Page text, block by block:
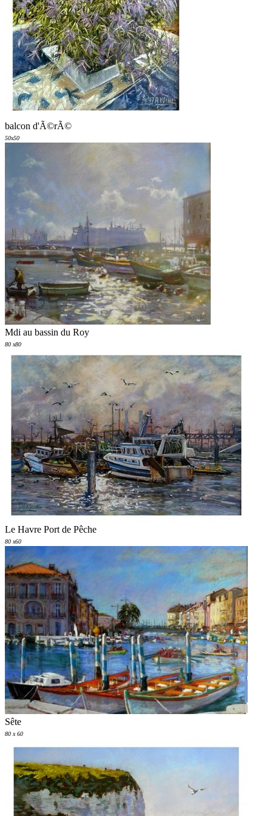
balcon d'Ã©rÃ©
50x50
Mdi au bassin du Roy
80 x80
Le Havre Port de Pêche
80 x60
Sête
80 x 60